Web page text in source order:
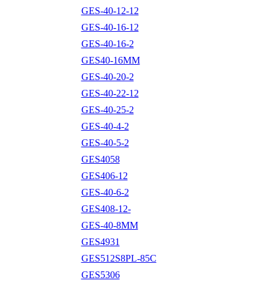
GES-40-12-12
GES-40-16-12
GES-40-16-2
GES40-16MM
GES-40-20-2
GES-40-22-12
GES-40-25-2
GES-40-4-2
GES-40-5-2
GES4058
GES406-12
GES-40-6-2
GES408-12-
GES-40-8MM
GES4931
GES512S8PL-85C
GES5306